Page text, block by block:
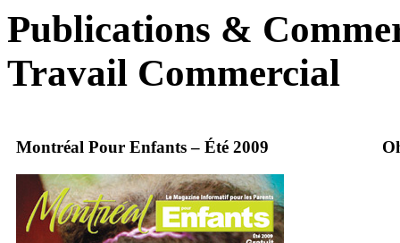
Publications &
Travail Commercial
Montréal Pour Enfants – Été 2009